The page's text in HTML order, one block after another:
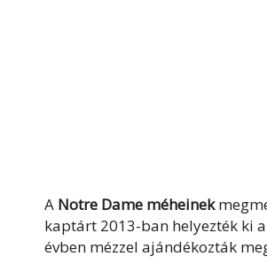
A Notre Dame méheinek
kaptárt 2013-ban helyezték ki
évben mézzel ajándékozták